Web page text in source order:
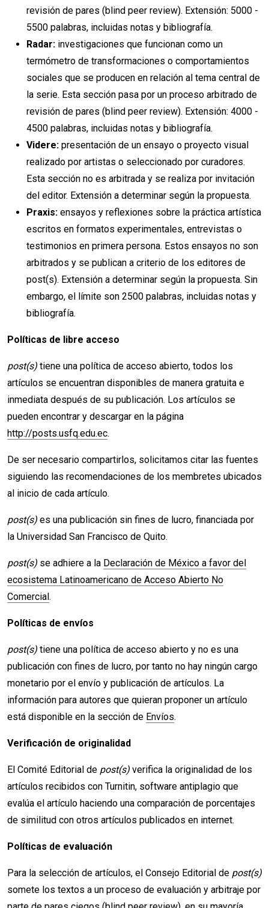
revisión de pares (blind peer review). Extensión: 5000 -
5500 palabras, incluidas notas y bibliografía.
Radar: investigaciones que funcionan como un
termómetro de transformaciones o comportamientos
sociales que se producen en relación al tema central de
la serie. Esta sección pasa por un proceso arbitrado de
revisión de pares (blind peer review). Extensión: 4000 -
4500 palabras, incluidas notas y bibliografía.
Videre: presentación de un ensayo o proyecto visual
realizado por artistas o seleccionado por curadores.
Esta sección no es arbitrada y se realiza por invitación
del editor. Extensión a determinar según la propuesta.
Praxis: ensayos y reflexiones sobre la práctica artística
escritos en formatos experimentales, entrevistas o
testimonios en primera persona. Estos ensayos no son
arbitrados y se publican a criterio de los editores de
post(s). Extensión a determinar según la propuesta. Sin
embargo, el límite son 2500 palabras, incluidas notas y
bibliografía.
Políticas de libre acceso
post(s) tiene una política de acceso abierto, todos los
artículos se encuentran disponibles de manera gratuita e
inmediata después de su publicación. Los artículos se
pueden encontrar y descargar en la página
http://posts.usfq.edu.ec.
De ser necesario compartirlos, solicitamos citar las fuentes
siguiendo las recomendaciones de los membretes ubicados
al inicio de cada artículo.
post(s) es una publicación sin fines de lucro, financiada por
la Universidad San Francisco de Quito.
post(s) se adhiere a la Declaración de México a favor del
ecosistema Latinoamericano de Acceso Abierto No
Comercial.
Políticas de envíos
post(s) tiene una política de acceso abierto y no es una
publicación con fines de lucro, por tanto no hay ningún cargo
monetario por el envío y publicación de artículos. La
información para autores que quieran proponer un artículo
está disponible en la sección de Envíos.
Verificación de originalidad
El Comité Editorial de post(s) verifica la originalidad de los
artículos recibidos con Turnitin, software antiplagio que
evalúa el artículo haciendo una comparación de porcentajes
de similitud con otros artículos publicados en internet.
Políticas de evaluación
Para la selección de artículos, el Consejo Editorial de post(s)
somete los textos a un proceso de evaluación y arbitraje por